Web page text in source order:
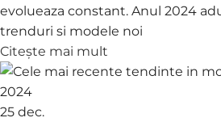
evolueaza constant. Anul 2024
trenduri si modele noi
Citește mai mult
25 dec.